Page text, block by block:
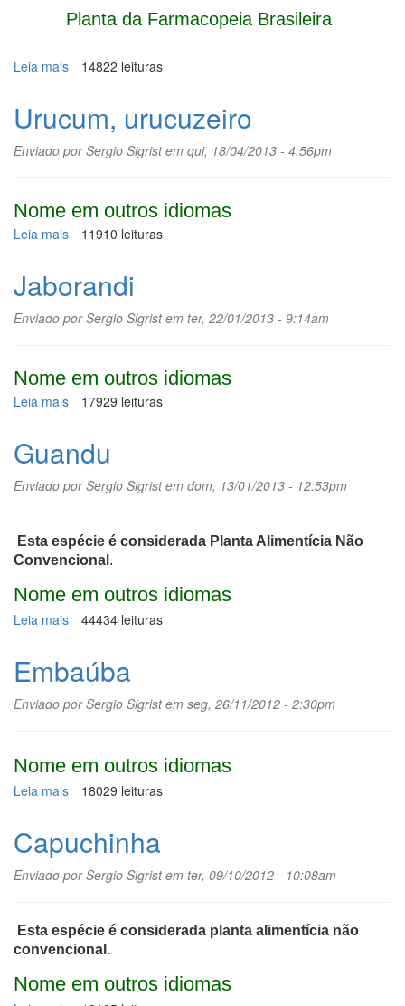
Planta da Farmacopeia Brasileira
Leia mais sobre
14822 leituras
Urucum, urucuzeiro
Enviado porSergio Sigristem qui, 18/04/2013 - 4:56pm
Nome em outros idiomas
Leia mais sobre
11910 leituras
Jaborandi
Enviado porSergio Sigristem ter, 22/01/2013 - 9:14am
Nome em outros idiomas
Leia mais sobre
17929 leituras
Guandu
Enviado porSergio Sigristem dom, 13/01/2013 - 12:53pm
Esta espécie é considerada Planta Alimentícia Não
Convencional .
Nome em outros idiomas
Leia mais sobre
44434 leituras
Embaúba
Enviado porSergio Sigristem seg, 26/11/2012 - 2:30pm
Nome em outros idiomas
Leia mais sobre
18029 leituras
Capuchinha
Enviado porSergio Sigristem ter, 09/10/2012 - 10:08am
Esta espécie é considerada planta alimentícia não
convencional.
Nome em outros idiomas